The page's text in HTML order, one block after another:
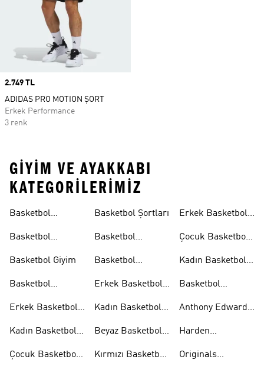
Price
2.749 TL
ADIDAS PRO MOTION ŞORT
Erkek Performance
3 renk
GIYIM VE AYAKKABI
KATEGORILERIMIZ
Basketbol
Basketbol
Basketbol Giyim
Basketbol
Erkek Basketbol
Kadın Basketbol
Çocuk Basketbol
Basketbol Şortları
Basketbol
Basketbol
Erkek Basketbol
Kadın Basketbol
Beyaz Basketbol
Kırmızı Basketbol
Erkek Basketbol
Çocuk Basketbol
Kadın Basketbol
Basketbol
Takımları
Anthony Edwards
Harden
Originals